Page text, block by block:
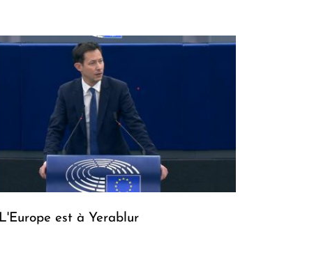
L'Europe est à Yerablur